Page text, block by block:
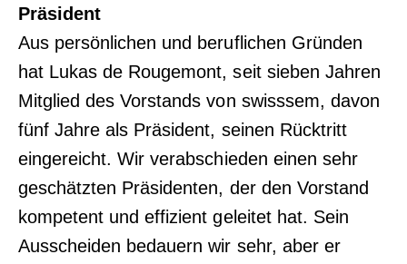
Präsident
Aus persönlichen und beruflichen Gründen
hat Lukas de Rougemont, seit sieben Jahren
Mitglied des Vorstands von swisssem, davon
fünf Jahre als Präsident, seinen Rücktritt
eingereicht. Wir verabschieden einen sehr
geschätzten Präsidenten, der den Vorstand
kompetent und effizient geleitet hat. Sein
Ausscheiden bedauern wir sehr, aber er